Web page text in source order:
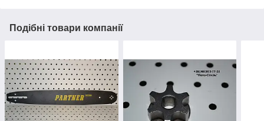
Подібні товари компанії